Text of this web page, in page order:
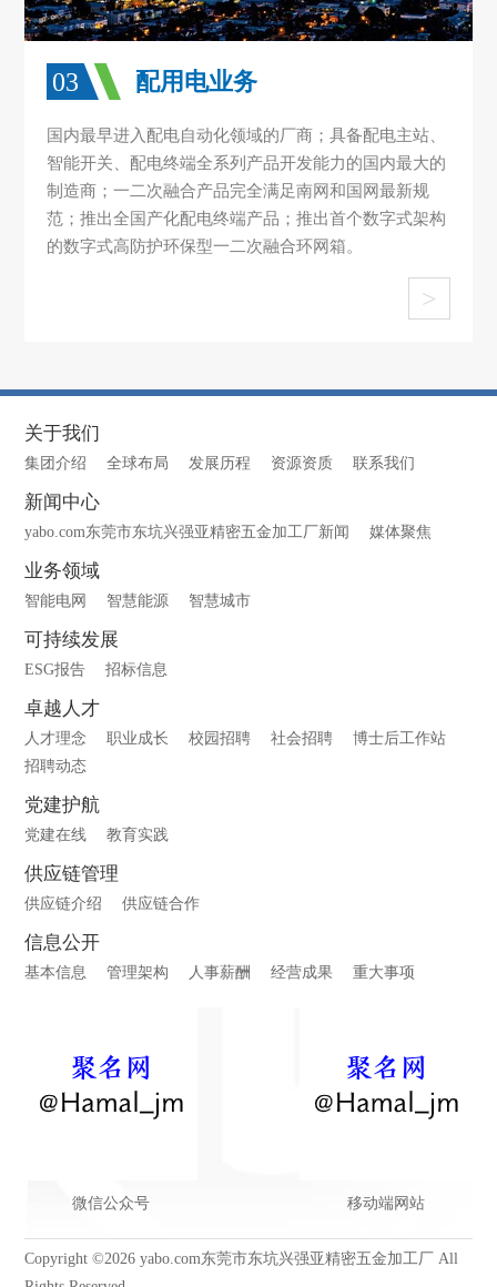
03 配用电业务
国内最早进入配电自动化领域的厂商；具备配电主站、
智能开关、配电终端全系列产品开发能力的国内最大的
制造商；一二次融合产品完全满足南网和国网最新规
范；推出全国产化配电终端产品；推出首个数字式架构
的数字式高防护环保型一二次融合环网箱。
>
关于我们
集团介绍 全球布局 发展历程 资源资质 联系我们
新闻中心
yabo.com东莞市东坑兴强亚精密五金加工厂新闻 媒体聚焦
业务领域
智能电网 智慧能源 智慧城市
可持续发展
ESG报告 招标信息
卓越人才
人才理念 职业成长 校园招聘 社会招聘
博士后工作站
招聘动态
党建护航
党建在线 教育实践
供应链管理
供应链介绍 供应链合作
信息公开
基本信息 管理架构 人事薪酬 经营成果 重大事项
微信公众号 移动端网站
Copyright ©2026 yabo.com东莞市东坑兴强亚精密五金加工厂 All